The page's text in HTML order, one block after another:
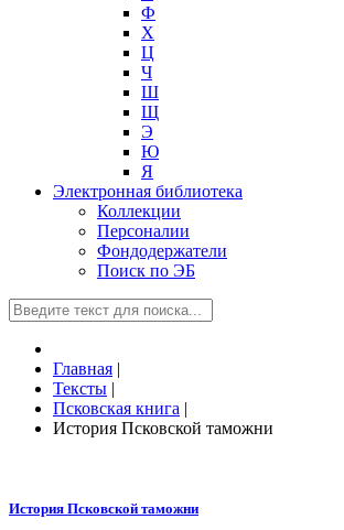
Ф
Х
Ц
Ч
Ш
Щ
Э
Ю
Я
Электронная библиотека
Коллекции
Персоналии
Фондодержатели
Поиск по ЭБ
Главная |
Тексты |
Псковская книга |
История Псковской таможни
История Псковской таможни